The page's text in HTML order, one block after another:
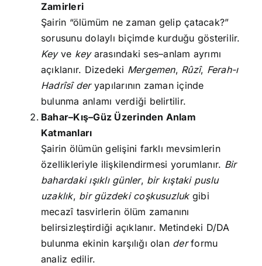
Zamirleri
Şairin “ölümüm ne zaman gelip çatacak?”
sorusunu dolaylı biçimde kurduğu gösterilir.
Keyve keyarasındaki ses–anlam ayrımı
açıklanır. Dizedeki Mergemen, Rûzî, Ferah-ı
Hadrîsî deryapılarının zaman içinde
bulunma anlamı verdiği belirtilir.
Bahar–Kış–Güz Üzerinden Anlam
Katmanları
Şairin ölümün gelişini farklı mevsimlerin
özellikleriyle ilişkilendirmesi yorumlanır. Bir
bahardaki ışıklı günler, bir kıştaki puslu
uzaklık, bir güzdeki coşkusuzlukgibi
mecazî tasvirlerin ölüm zamanını
belirsizleştirdiği açıklanır. Metindeki D/DA
bulunma ekinin karşılığı olan derformu
analiz edilir.